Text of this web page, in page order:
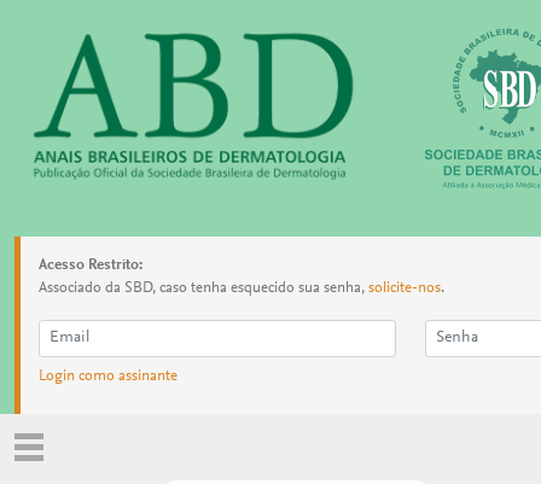
Acesso Restrito:
Associado da SBD, caso tenha esquecido sua senha, solicite-nos.
Login como assinante